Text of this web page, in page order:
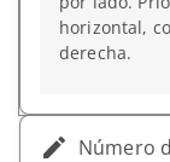
horizontal,
derecha.
Número